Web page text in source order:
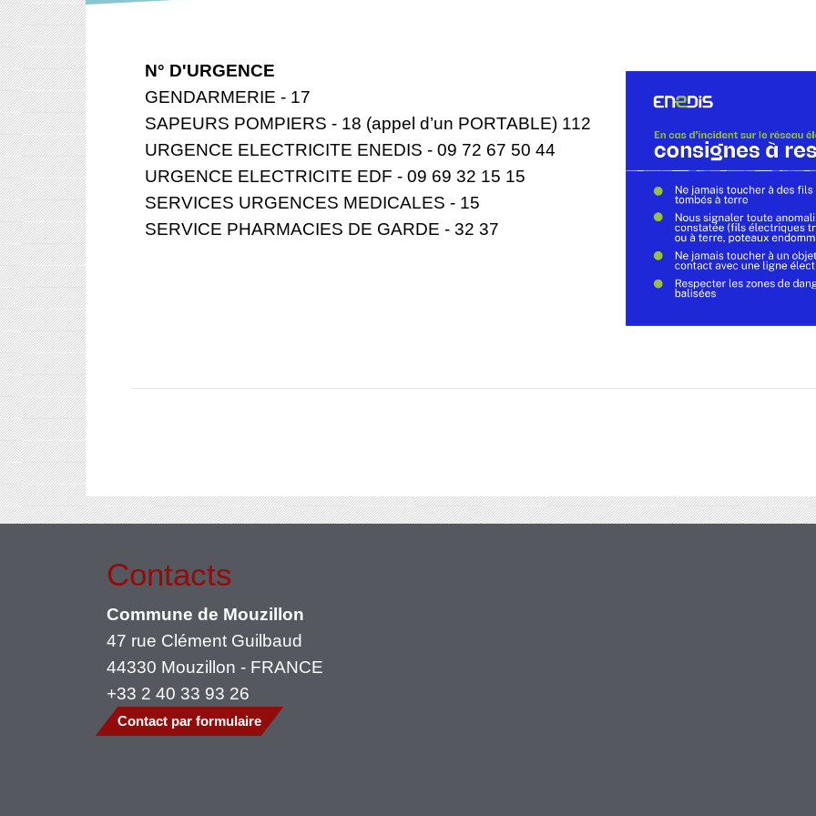
​​​​​​​N° D'URGENCE
GENDARMERIE - 17
SAPEURS POMPIERS - 18 (appel d’un PORTABLE) 112
URGENCE ELECTRICITE ENEDIS - 09 72 67 50 44
URGENCE ELECTRICITE EDF - 09 69 32 15 15
SERVICES URGENCES MEDICALES - 15
SERVICE PHARMACIES DE GARDE - 32 37
Contacts
Commune de Mouzillon
47 rue Clément Guilbaud
44330 Mouzillon - FRANCE
+33 2 40 33 93 26
Contact par formulaire